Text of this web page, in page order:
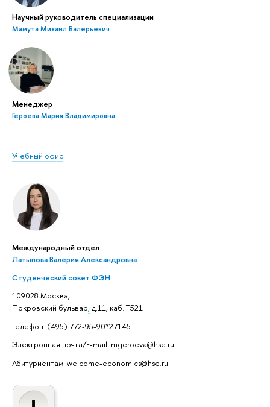
Научный руководитель специализации
Мамута Михаил Валерьевич
Менеджер
Героева Мария Владимировна
Учебный офис
Международный отдел
Латыпова Валерия Александровна
Студенческий совет ФЭН
109028 Москва,
Покровский бульвар, д.11, каб. Т521
Телефон: (495) 772-95-90*27145
Электронная почта/E-mail: mgeroeva@hse.ru
Абитуриентам: welcome-economics@hse.ru